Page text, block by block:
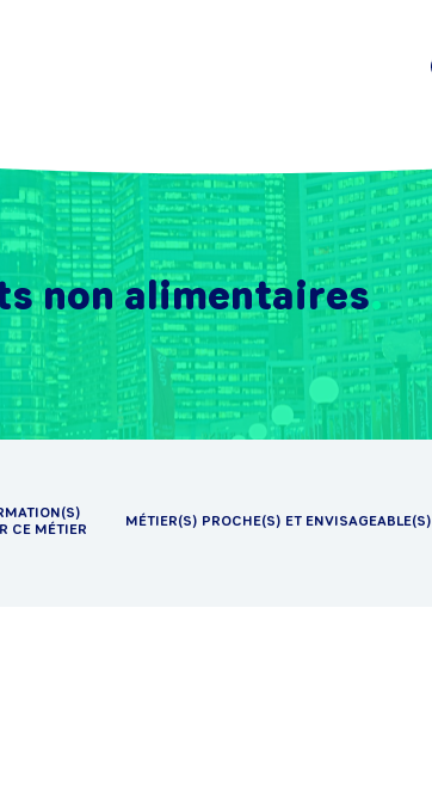
non alimentaires
CE MÉTIER
MÉTIER(S) PROCHE(S) ET ENVISAGEABLE(S)